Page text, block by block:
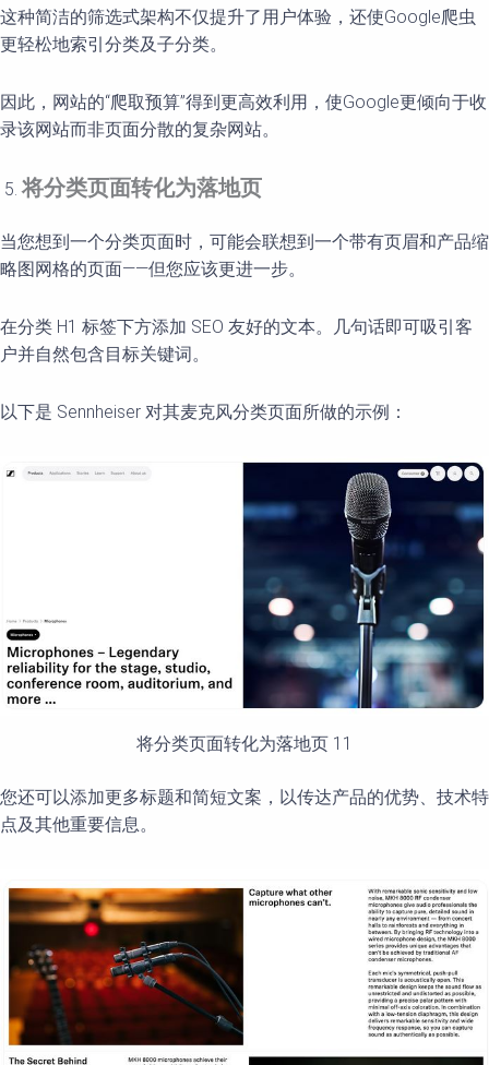
这种简洁的筛选式架构不仅提升了用户体验，还使Google爬虫
更轻松地索引分类及子分类。
因此，网站的“爬取预算”得到更高效利用，使Google更倾向于收
录该网站而非页面分散的复杂网站。
将分类页面转化为落地页
当您想到一个分类页面时，可能会联想到一个带有页眉和产品缩
略图网格的页面——但您应该更进一步。
在分类 H1 标签下方添加 SEO 友好的文本。几句话即可吸引客
户并自然包含目标关键词。
以下是 Sennheiser 对其麦克风分类页面所做的示例：
将分类页面转化为落地页 11
您还可以添加更多标题和简短文案，以传达产品的优势、技术特
点及其他重要信息。